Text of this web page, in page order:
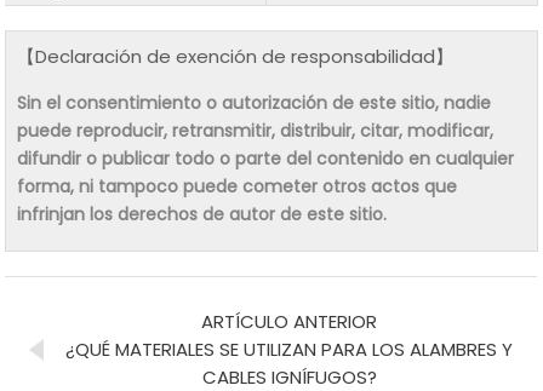
【Declaración de exención de responsabilidad】
Sin el consentimiento o autorización de este sitio, nadie
puede reproducir, retransmitir, distribuir, citar, modificar,
difundir o publicar todo o parte del contenido en cualquier
forma, ni tampoco puede cometer otros actos que
infrinjan los derechos de autor de este sitio.
ARTÍCULO ANTERIOR
¿QUÉ MATERIALES SE UTILIZAN PARA LOS ALAMBRES Y
CABLES IGNÍFUGOS?